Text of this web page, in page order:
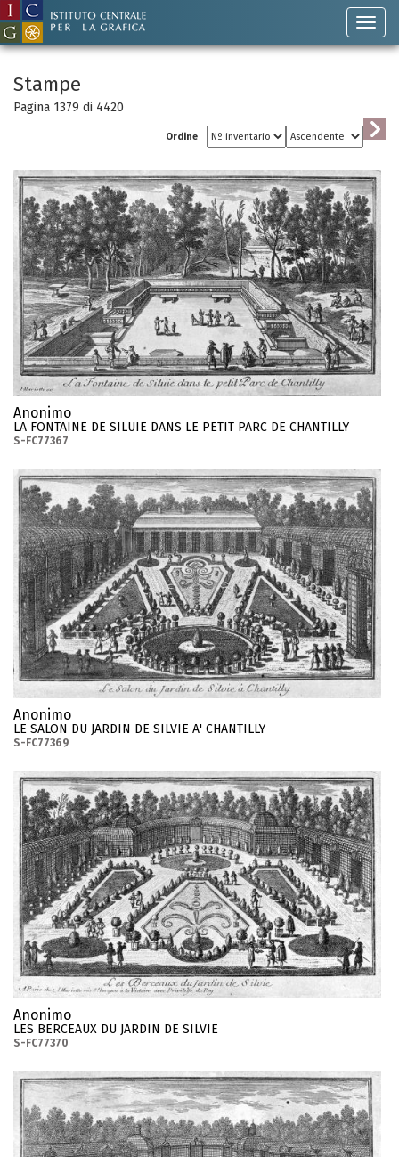
Stampe
Pagina 1379 di 4420
Ordine
Anonimo
LA FONTAINE DE SILUIE DANS LE PETIT PARC DE CHANTILLY
S-FC77367
Anonimo
LE SALON DU JARDIN DE SILVIE A' CHANTILLY
S-FC77369
Anonimo
LES BERCEAUX DU JARDIN DE SILVIE
S-FC77370